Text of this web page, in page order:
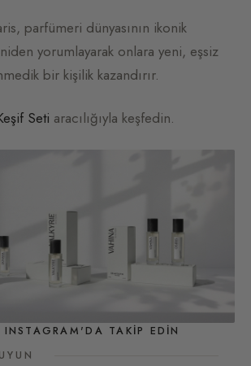
, parfümeri dünyasının ikonik
yorumlayarak onlara yeni, eşsiz
bir kişilik kazandırır.
Seti aracılığıyla keşfedin.
TAKIP EDIN